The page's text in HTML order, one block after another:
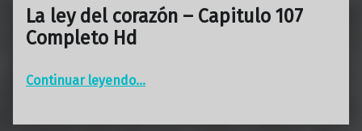
La ley del corazón – Capitulo 107
Completo Hd
Continuar leyendo“La ley del corazón – Capitulo 107 Completo Hd”
…